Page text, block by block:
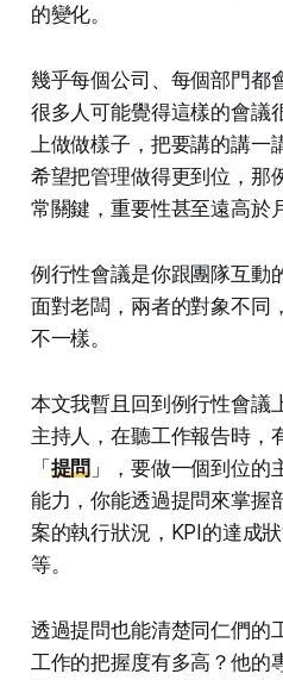
的變化。
幾乎每個公司、每個部門都
很多人可能覺得這樣的會議
上做做樣子，把要講的講
希望把管理做得更到位，那
常關鍵，重要性甚至遠高於
例行性會議是你跟團隊互動
面對老闆，兩者的對象不同
不一樣。
本文我暫且回到例行性會議
主持人，在聽工作報告時，
「提問 」，要做一個到位的
能力，你能透過提問來掌握
案的執行狀況，KPI的達成
等。
透過提問也能清楚同仁們的
工作的把握度有多高？他的